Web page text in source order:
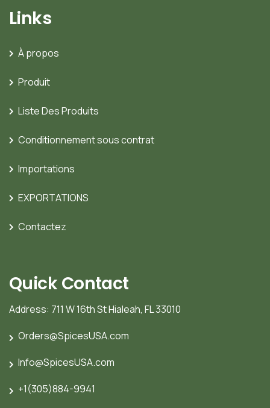
Links
À propos
Produit
Liste Des Produits
Conditionnement sous contrat
Importations
EXPORTATIONS
Contactez
Quick Contact
Address: 711 W 16th St Hialeah, FL 33010
Orders@SpicesUSA.com
Info@SpicesUSA.com
+1(305)884-9941